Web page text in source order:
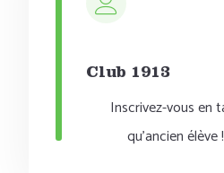
Club 1913
Inscrivez-vous en
qu'ancien élève !